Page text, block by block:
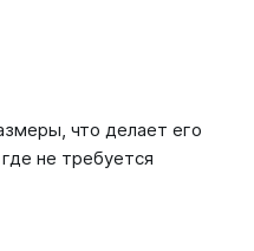
что делает его
не требуется